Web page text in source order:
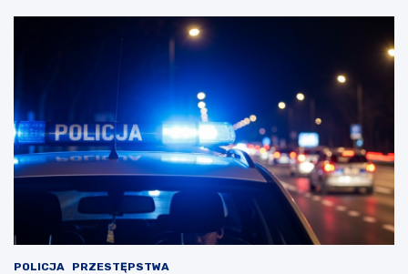
POLICJA PRZESTĘPSTWA